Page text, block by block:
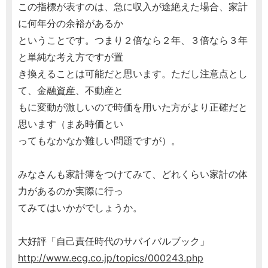
この指標が表すのは、急に収入が途絶えた場合、家計
に何年分の余裕があるか
ということです。つまり２倍なら２年、３倍なら３年
と単純な考え方ですが置
き換えることは可能だと思います。ただし注意点とし
て、金融資産、不動産と
もに変動が激しいので時価を用いた方がより正確だと
思います（まあ時価とい
ってもなかなか難しい問題ですが）。
みなさんも家計簿をつけてみて、どれくらい家計の体
力があるのか実際に行っ
てみてはいかがでしょうか。
大好評「自己責任時代のサバイバルブック」
http://www.ecg.co.jp/topics/000243.php